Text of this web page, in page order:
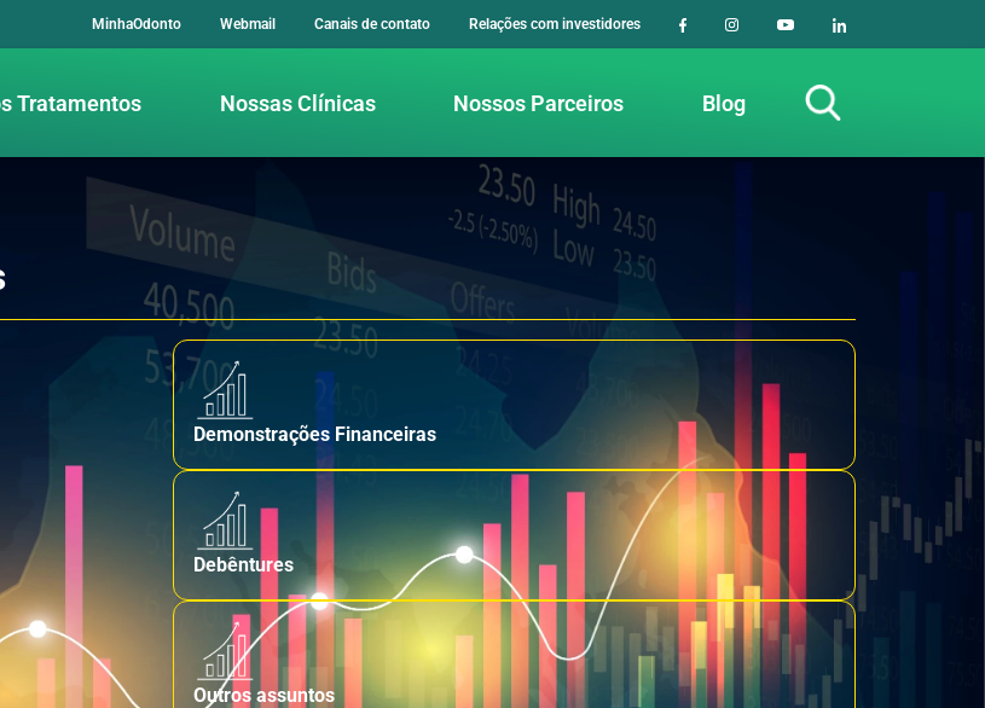
MinhaOdonto Webmail Canais de contato Relações com investidores
Tratamentos Nossas Clínicas Nossos Parceiros Blog
Demonstrações Financeiras
Debêntures
Outros assuntos